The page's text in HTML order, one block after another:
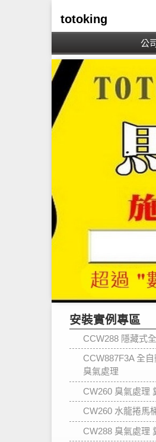
totoking
公
安裝實例專區
CCW288 隱藏式
CCW887F3A 全
臭氣處理
CW260 臭氣處理
CW260 水龍捲馬
CW288 臭氣處理